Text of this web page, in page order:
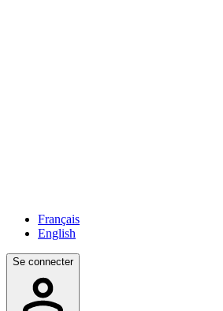
Français
English
Se connecter